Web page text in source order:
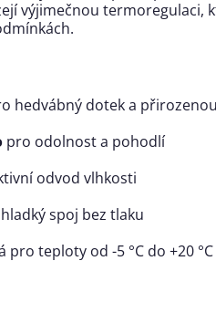
výjimečnou termoregulaci,
hedvábný dotek a
pro odolnost a pohodlí
odvod vlhkosti
spoj bez tlaku
pro teploty od -5 °C do +20 °C